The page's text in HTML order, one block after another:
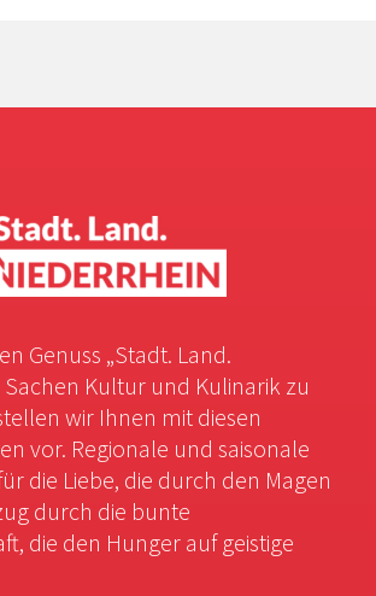
Genuss „Stadt. Land.
Sachen Kultur und Kulinarik zu
wir Ihnen mit diesen
vor. Regionale und saisonale
die Liebe, die durch den Magen
durch die bunte
die den Hunger auf geistige